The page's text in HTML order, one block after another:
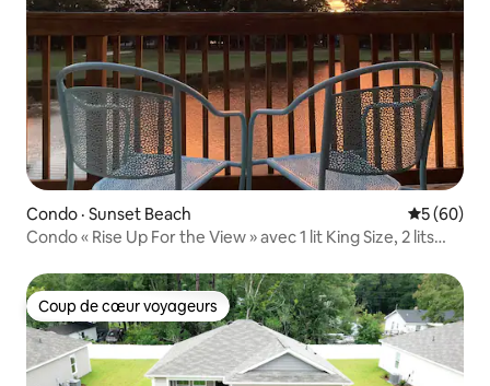
Condo · Sunset Beach Note
5 (60)
Condo « Rise Up For the View » avec 1 lit King Size, 2 lits
Coup de cœur voyageurs
Coup de cœur voyageurs